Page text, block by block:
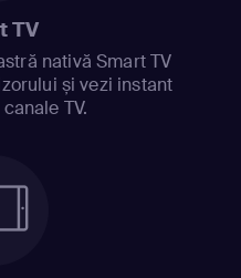
TV
nativă Smart TV
și vezi instant
TV.